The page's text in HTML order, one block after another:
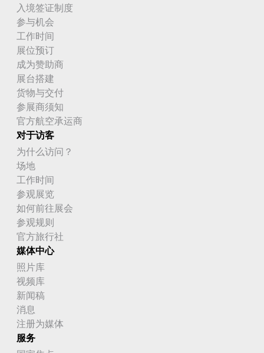
入境签证制度
参与机会
工作时间
展位预订
成为赞助商
展台搭建
货物与交付
参展商须知
官方航空承运商
对于访客
为什么访问？
场地
工作时间
参观展览
如何前往展会
参观规则
官方旅行社
媒体中心
照片库
视频库
新闻稿
消息
注册为媒体
服务